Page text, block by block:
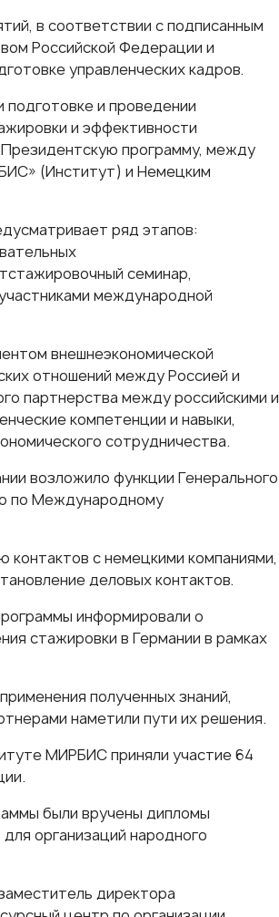
в соответствии с подписанным
Российской Федерации и
управленческих кадров.
подготовке и проведении
и эффективности
Президентскую программу, между
(Институт) и Немецким
ряд этапов:
семинар,
международной
внешнеэкономической
отношений между Россией и
партнерства между российскими и
компетенции и навыки,
сотрудничества.
возложило функции Генерального
по Международному
контактов с немецкими компаниями,
деловых контактов.
информировали о
стажировки в Германии в рамках
полученных знаний,
наметили пути их решения.
МИРБИС приняли участие 64
были вручены дипломы
организаций народного
директора